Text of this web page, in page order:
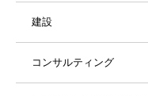
建設
コンサルティング